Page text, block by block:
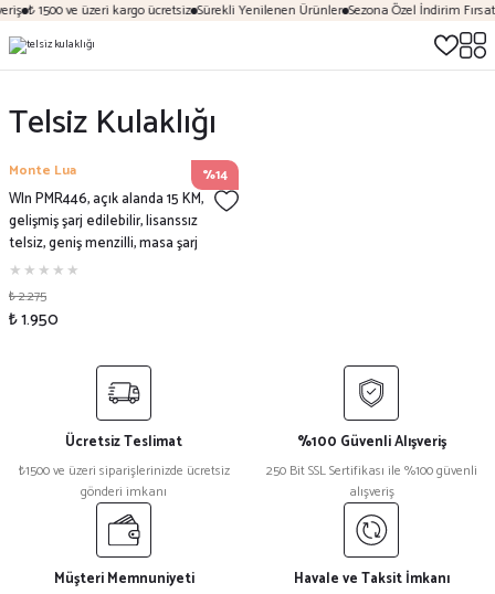
₺ 1500 ve üzeri kargo ücretsiz Sürekli Yenilenen Ürünler Sezona Özel İndirim
Telsiz Kulaklığı
%14
Monte Lua
Wln PMR446, açık alanda 15 KM,
gelişmiş şarj edilebilir, lisanssız
telsiz, geniş menzilli, masa şarj
cihazı ve kulaklık, 2'li paket
₺ 2.275
₺ 1.950
Ücretsiz Teslimat
₺1500 ve üzeri siparişlerinizde ücretsiz
gönderi imkanı
%100 Güvenli Alışveriş
250 Bit SSL Sertifikası ile %100 güvenli
alışveriş
Müşteri Memnuniyeti Havale ve Taksit İmkanı